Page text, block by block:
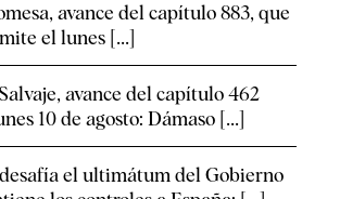
avance del capítulo 883, que
el lunes [...]
avance del capítulo 462
10 de agosto: Dámaso [...]
el ultimátum del Gobierno